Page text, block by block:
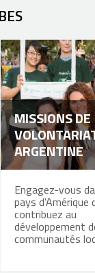
MISSIONS DE
ARGENTINE
Engagez-vous
pays d'Amérique
contribuez au
développement
communautés